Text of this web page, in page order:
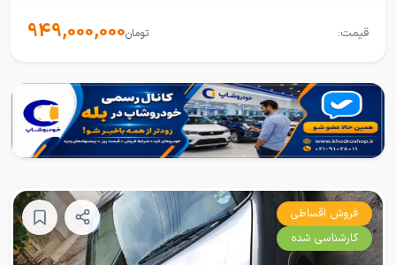
قیمت: 949,000,000تومان
فروش اقساطی
کارشناسی شده